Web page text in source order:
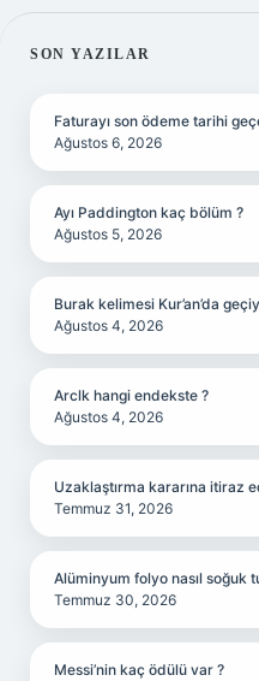
SIDEBAR
SON YAZILAR
Faturayı son ödeme tarihi
Ağustos 6, 2026
Ayı Paddington kaç bölüm ?
Ağustos 5, 2026
Burak kelimesi Kur’an’da
Ağustos 4, 2026
Arclk hangi endekste ?
Ağustos 4, 2026
Uzaklaştırma kararına itiraz
Temmuz 31, 2026
Alüminyum folyo nasıl soğuk
Temmuz 30, 2026
Messi’nin kaç ödülü var ?